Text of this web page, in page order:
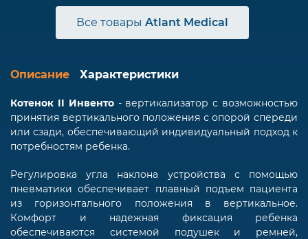
Все товары Atlant Medical
Описание Характеристики
Котенок II Инвенто - вертикализатор с возможностью
принятия вертикального положения с опорой спереди
или сзади, обеспечивающий индивидуальный подход к
потребностям ребенка.
Регулировка угла наклона устройства с помощью
пневматики обеспечивает плавный подъем пациента
из горизонтального положения в вертикальное.
Комфорт и надежная фиксация ребенка
обеспечиваются системой подушек и ремней,